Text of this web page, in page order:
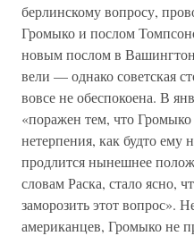
берлинскому вопросу,
Громыко и послом
новым послом в
вели — однако советская
вовсе не обеспокоена. В
«поражен тем, что
нетерпения, как будто ему
продлится нынешнее
словам Раска, стало ясно,
заморозить этот вопрос».
американцев, Громыко не